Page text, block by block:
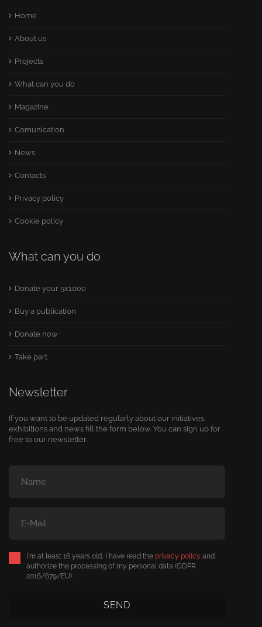
Home
About us
Projects
What can you do
Magazine
Comunication
News
Contacts
Privacy policy
Cookie policy
What can you do
Donate your 5x1000
Buy a publication
Donate now
Take part
Newsletter
If you want to be updated regularly about our initiatives,
exhibitions and news fill the form below. You can sign up for
free to our newsletter.
I'm at least 16 years old, I have read the privacy policy and
authorize the processing of my personal data (GDPR
2016/679/EU).